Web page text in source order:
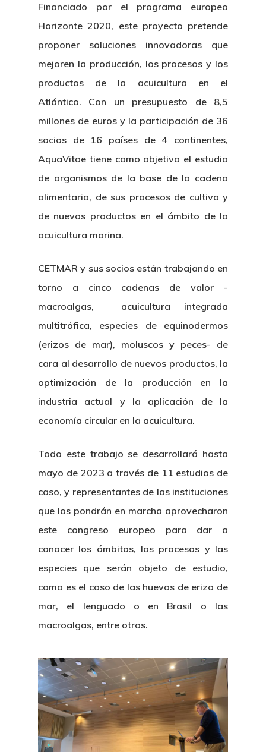
Financiado por el programa europeo
Horizonte 2020, este proyecto pretende
proponer soluciones innovadoras que
mejoren la producción, los procesos y los
productos de la acuicultura en el
Atlántico. Con un presupuesto de 8,5
millones de euros y la participación de 36
socios de 16 países de 4 continentes,
AquaVitae tiene como objetivo el estudio
de organismos de la base de la cadena
alimentaria, de sus procesos de cultivo y
de nuevos productos en el ámbito de la
acuicultura marina.
CETMAR y sus socios están trabajando en
torno a cinco cadenas de valor -
macroalgas, acuicultura integrada
multitrófica, especies de equinodermos
(erizos de mar), moluscos y peces- de
cara al desarrollo de nuevos productos, la
optimización de la producción en la
industria actual y la aplicación de la
economía circular en la acuicultura.
Todo este trabajo se desarrollará hasta
mayo de 2023 a través de 11 estudios de
caso, y representantes de las instituciones
que los pondrán en marcha aprovecharon
este congreso europeo para dar a
conocer los ámbitos, los procesos y las
especies que serán objeto de estudio,
como es el caso de las huevas de erizo de
mar, el lenguado o en Brasil o las
macroalgas, entre otros.